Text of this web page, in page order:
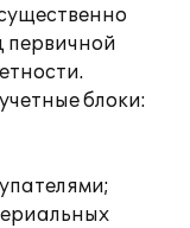
первичной
блоки: